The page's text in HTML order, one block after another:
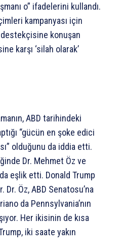
o” ifadelerini kullandı.
kampanyası için
konuşan
karşı ‘silah olarak’
ABD tarihindeki
“gücün en şoke edici
olduğunu da iddia etti.
Dr. Mehmet Öz ve
eşlik etti. Donald Trump
Öz, ABD Senatosu’na
da Pennsylvania’nın
Her ikisinin de kısa
iki saate yakın